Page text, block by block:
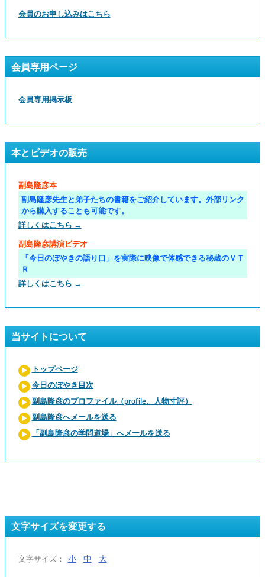
会員のお申し込みはこちら
会員専用ページ
会員専用掲示板
本とビデオの販売
副島隆彦本
副島隆彦先生と弟子たちの書籍をご紹介しています。外部リンク
から購入することも可能です。
詳しくはこちら →
副島隆彦講演ビデオ
「今日のぼやきの語り口」を実際に映像で体感できる秘蔵のＶＴ
Ｒ
詳しくはこちら →
当サイトについて
トップページ
今日のぼやき目次
副島隆彦のプロファイル（profile、人物寸評）
副島隆彦へメールを送る
「副島隆彦の学問道場」へメールを送る
文字サイズを変更する
文字サイズ： 小 中 大